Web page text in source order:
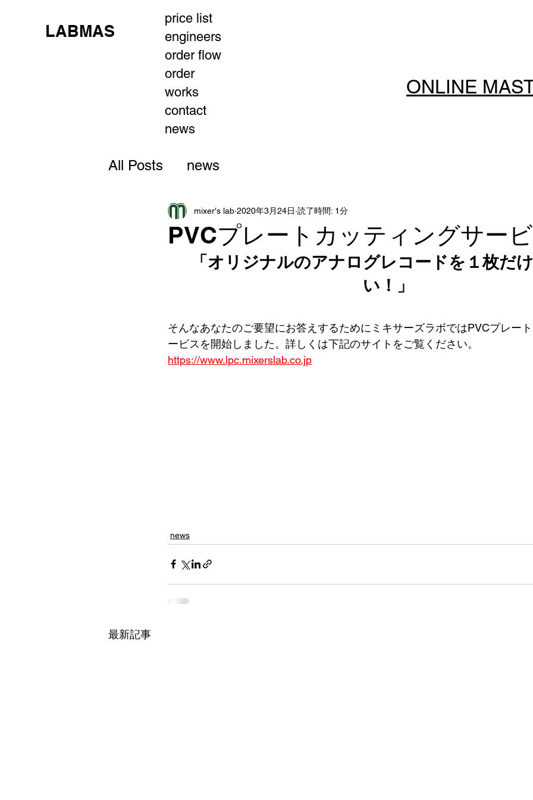
price list
engineers
order flow
order
works
contact
news
LABMAS
ONLINE
All Posts news
PVCプレートカッティングサー
mixer's lab 2020年3月24日 読了時間: 1分
「オリジナルのアナログレコードを１枚だ
い！」
そんなあなたのご要望にお答えするためにミキサーズラボではPVCプレー
ービスを開始しました。詳しくは下記のサイトをご覧ください。
https://www.lpc.mixerslab.co.jp
news
最新記事